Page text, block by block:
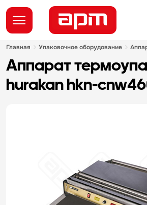
главная упаковочное оборудование
аппарат термоупаковочный
hurakan hkn-